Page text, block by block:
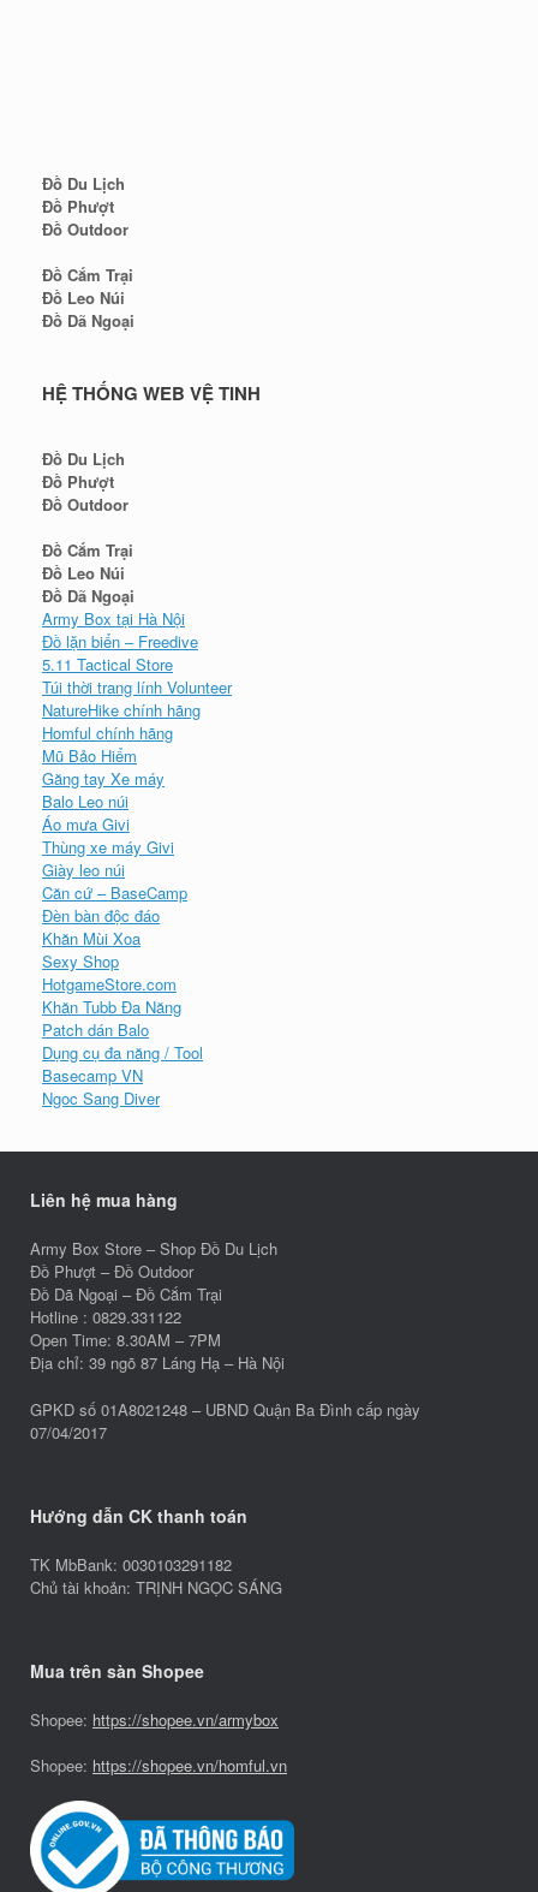
Đồ Du Lịch
Đồ Phượt
Đồ Outdoor
Đồ Cắm Trại
Đồ Leo Núi
Đồ Dã Ngoại
HỆ THỐNG WEB VỆ TINH
Đồ Du Lịch
Đồ Phượt
Đồ Outdoor
Đồ Cắm Trại
Đồ Leo Núi
Đồ Dã Ngoại
Army Box tại Hà Nội
Đồ lặn biển – Freedive
5.11 Tactical Store
Túi thời trang lính Volunteer
NatureHike chính hãng
Homful chính hãng
Mũ Bảo Hiểm
Găng tay Xe máy
Balo Leo núi
Áo mưa Givi
Thùng xe máy Givi
Giày leo núi
Căn cứ – BaseCamp
Đèn bàn độc đáo
Khăn Mùi Xoa
Sexy Shop
HotgameStore.com
Khăn Tubb Đa Năng
Patch dán Balo
Dụng cụ đa năng / Tool
Basecamp VN
Ngoc Sang Diver
Liên hệ mua hàng
Army Box Store – Shop Đồ Du Lịch
Đồ Phượt – Đồ Outdoor
Đồ Dã Ngoại – Đồ Cắm Trại
Hotline : 0829.331122
Open Time: 8.30AM – 7PM
Địa chỉ: 39 ngõ 87 Láng Hạ – Hà Nội
GPKD số 01A8021248 – UBND Quận Ba Đình cấp ngày
07/04/2017
Hướng dẫn CK thanh toán
TK MbBank: 0030103291182
Chủ tài khoản: TRỊNH NGỌC SÁNG
Mua trên sàn Shopee
Shopee: https://shopee.vn/armybox
Shopee: https://shopee.vn/homful.vn